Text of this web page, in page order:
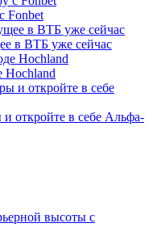
Fonbet
в ВТБ уже сейчас
Hochland
откройте в себе Альфа-